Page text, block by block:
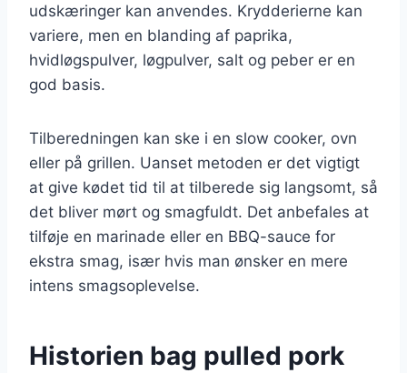
udskæringer kan anvendes. Krydderierne kan
variere, men en blanding af paprika,
hvidløgspulver, løgpulver, salt og peber er en
god basis.
Tilberedningen kan ske i en slow cooker, ovn
eller på grillen. Uanset metoden er det vigtigt
at give kødet tid til at tilberede sig langsomt, så
det bliver mørt og smagfuldt. Det anbefales at
tilføje en marinade eller en BBQ-sauce for
ekstra smag, især hvis man ønsker en mere
intens smagsoplevelse.
Historien bag pulled pork